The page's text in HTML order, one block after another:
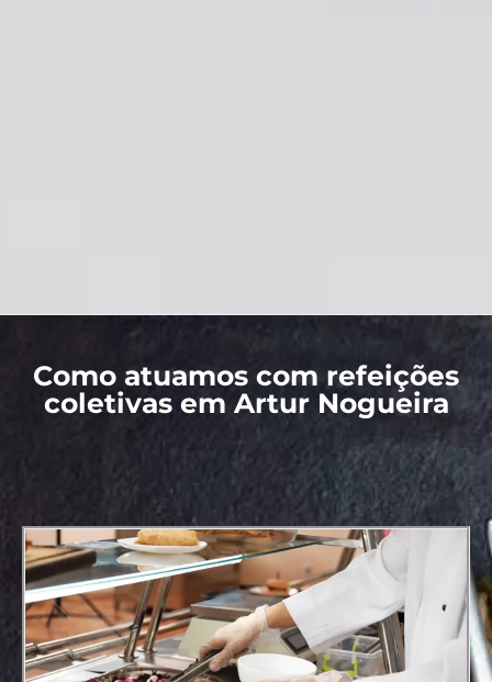
Como atuamos com refeições
coletivas em Artur Nogueira